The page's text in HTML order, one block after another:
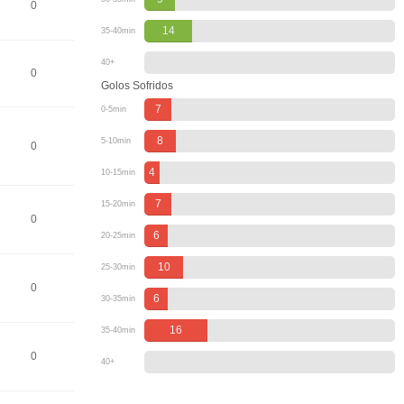
0
0
0
0
0
0
35-40min 14
40+
Golos Sofridos
0-5min 7
5-10min 8
10-15min 4
15-20min 7
20-25min 6
25-30min 10
30-35min 6
35-40min 16
40+